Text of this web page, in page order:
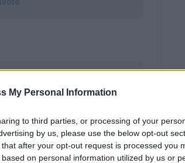
My Personal Information
to third parties, or processing of your
by us, please use the below opt-out
after your opt-out request is processed you
on personal information utilized by us or